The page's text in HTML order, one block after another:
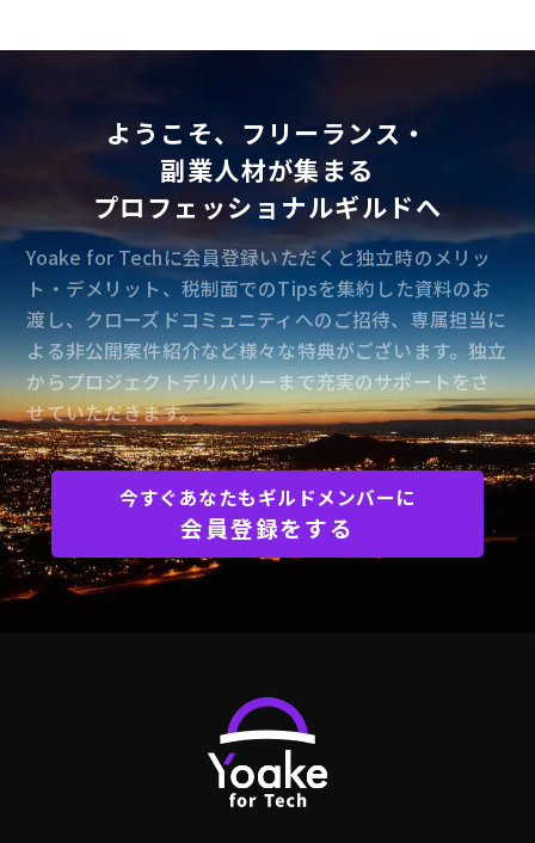
ようこそ、フリーランス・
副業人材が集まる
プロフェッショナルギルドへ
Yoake for Techに会員登録いただくと独立時のメリッ
ト・デメリット、税制面でのTipsを集約した資料のお
渡し、クローズドコミュニティへのご招待、専属担当に
よる非公開案件紹介など様々な特典がございます。独立
からプロジェクトデリバリーまで充実のサポートをさ
せていただきます。
今すぐあなたもギルドメンバーに
会員登録をする